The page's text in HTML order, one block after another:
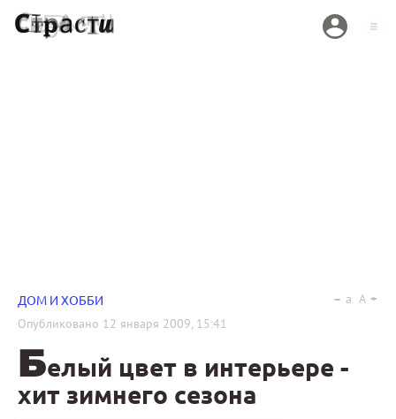
ДОМ И ХОББИ
Опубликовано 12 января 2009, 15:41
a A
Белый цвет в интерьере -
хит зимнего сезона